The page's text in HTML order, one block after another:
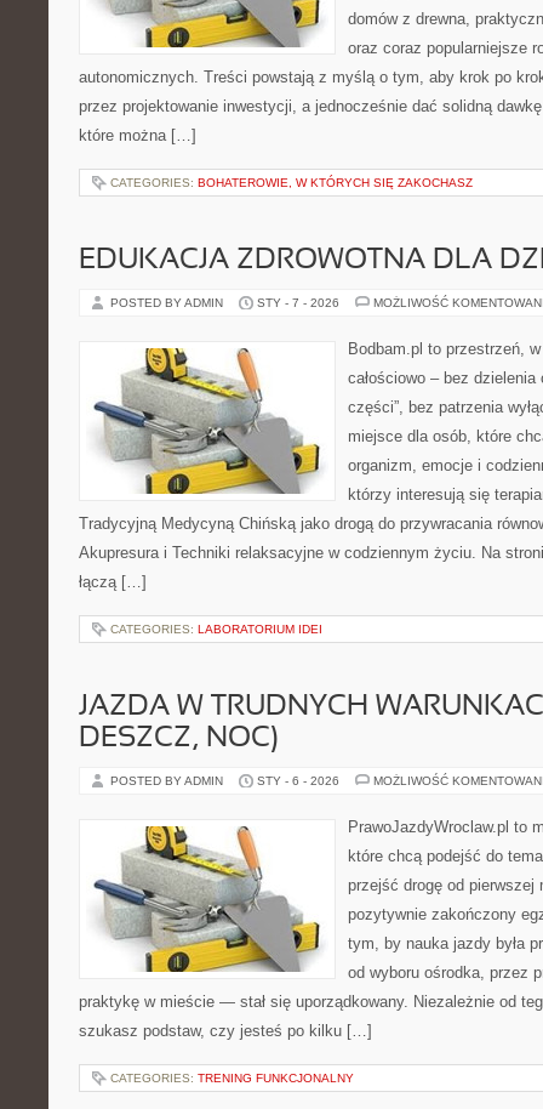
domów z drewna,
oraz coraz popularniejsze
autonomicznych. Treści powstają z myślą o tym, aby krok po
przez projektowanie inwestycji, a jednocześnie dać solidną
które można […]
CATEGORIES: BOHATEROWIE, W KTÓRYCH SIĘ ZAKOCHASZ
EDUKACJA ZDROWOTNA DLA
POSTED BY ADMIN STY - 7 - 2026 MOŻLIWOŚĆ
Bodbam.pl to przestrzeń,
całościowo – bez dzielenia
części”, bez patrzenia
miejsce dla osób, które
organizm, emocje i
którzy interesują się
Tradycyjną Medycyną Chińską jako drogą do przywracania
Akupresura i Techniki relaksacyjne w codziennym życiu. Na
łączą […]
CATEGORIES: LABORATORIUM IDEI
JAZDA W TRUDNYCH
DESZCZ, NOC)
POSTED BY ADMIN STY - 6 - 2026 MOŻLIWOŚĆ
PrawoJazdyWroclaw.pl to
które chcą podejść do
przejść drogę od pierwszej
pozytywnie zakończony
tym, by nauka jazdy była
od wyboru ośrodka, przez
praktykę w mieście — stał się uporządkowany. Niezależnie od
szukasz podstaw, czy jesteś po kilku […]
CATEGORIES: TRENING FUNKCJONALNY